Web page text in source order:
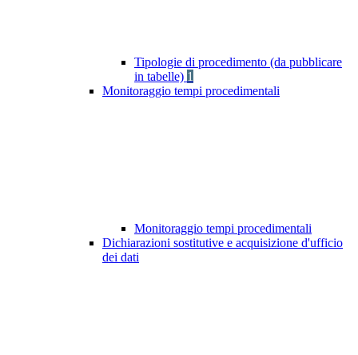
Tipologie di procedimento (da pubblicare
in tabelle) 1
Monitoraggio tempi procedimentali
Monitoraggio tempi procedimentali
Dichiarazioni sostitutive e acquisizione d'ufficio
dei dati